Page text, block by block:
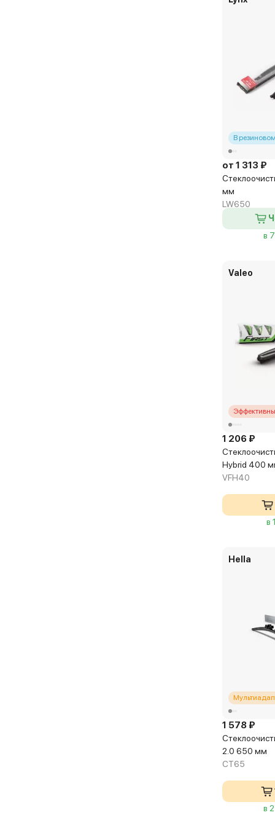
В
от 1 313 ₽
мм
LW650
в
Valeo
1 206 ₽
Hybrid 400
VFH40
в
Hella
1 578 ₽
2.0 650 мм
CT65
в